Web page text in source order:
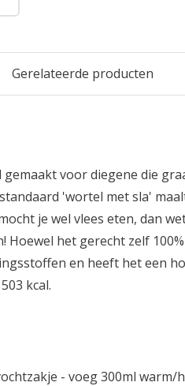
Gerelateerde producten
gemaakt voor diegene die
'wortel met sla'
je wel vlees eten, dan
Hoewel het gerecht zelf
en heeft het een
kcal.
- voeg 300ml warm/